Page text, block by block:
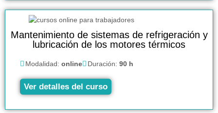
Mantenimiento de sistemas de refrigeración y
lubricación de los motores térmicos
Modalidad: online Duración: 90 h
Ver detalles del curso